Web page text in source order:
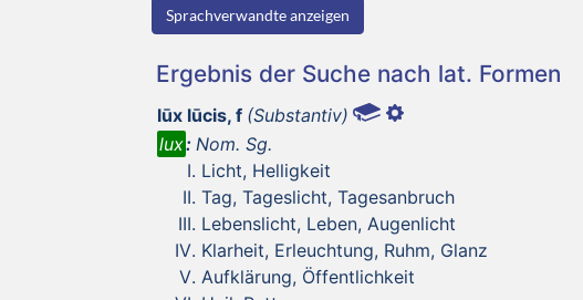
Sprachverwandte anzeigen
Ergebnis der Suche nach lat. Formen
lūx lūcis, f (Substantiv)
lux: Nom. Sg.
Licht, Helligkeit
Tag, Tageslicht, Tagesanbruch
Lebenslicht, Leben, Augenlicht
Klarheit, Erleuchtung, Ruhm, Glanz
Aufklärung, Öffentlichkeit